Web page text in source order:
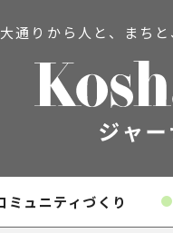
通りから人と、まちと
ミュニティづくり